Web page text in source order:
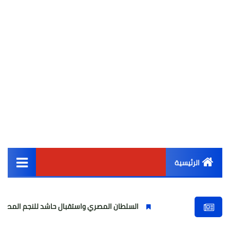
الرئيسية
أخبار مصر
السلطان المصري واستقبال حاشد للنجم المصري